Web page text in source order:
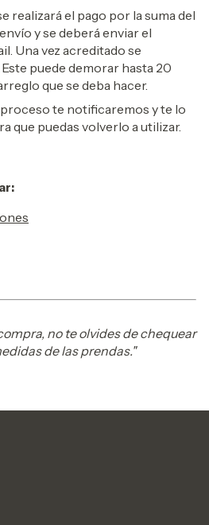
realizará el pago por la suma del
y se deberá enviar el
Una vez acreditado se
puede demorar hasta 20
que se deba hacer.
te notificaremos y te lo
que puedas volverlo a utilizar.
no te olvides de chequear
de las prendas."